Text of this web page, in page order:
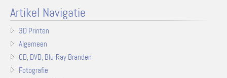
Artikel Navigatie
3D Printen
Algemeen
CD, DVD, Blu-Ray Branden
Fotografie